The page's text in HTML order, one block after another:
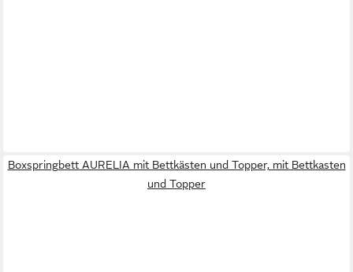
Boxspringbett AURELIA mit Bettkästen und Topper, mit Bettkasten
und Topper